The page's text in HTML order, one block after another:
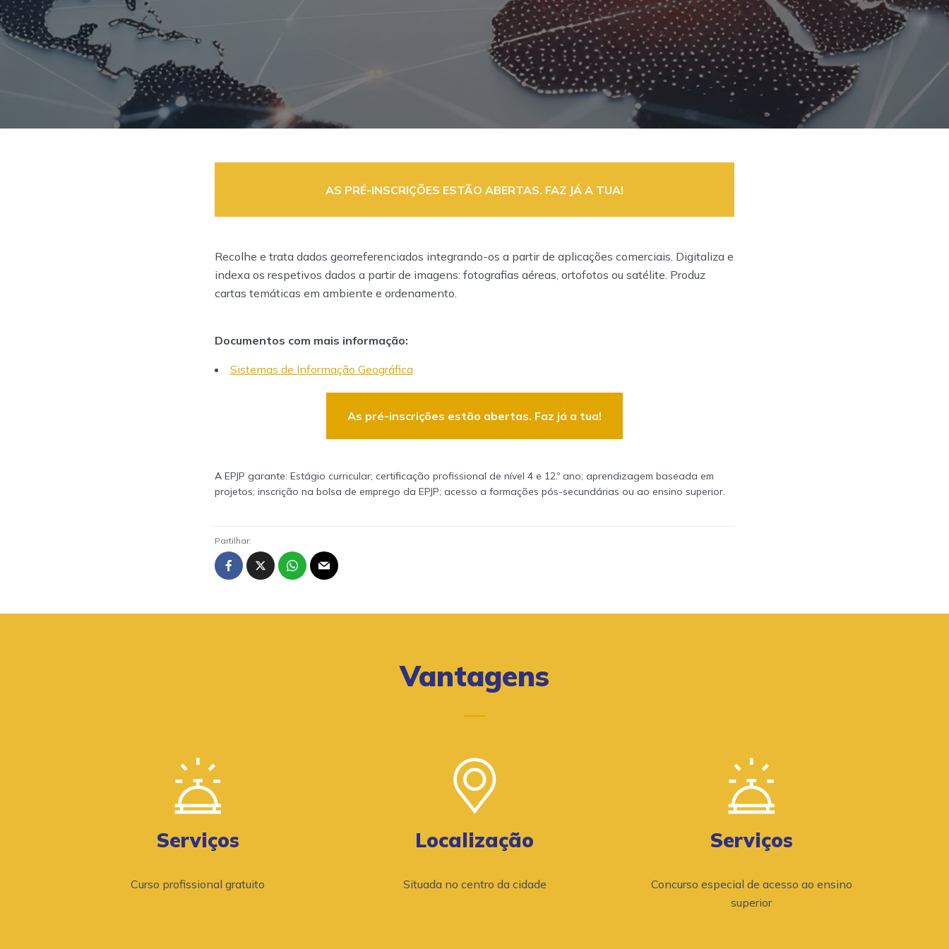
AS PRÉ-INSCRIÇÕES ESTÃO ABERTAS. FAZ JÁ A TUA!
Recolhe e trata dados georreferenciados integrando-os a partir de aplicações comerciais. Digitaliza e
indexa os respetivos dados a partir de imagens: fotografias aéreas, ortofotos ou satélite. Produz
cartas temáticas em ambiente e ordenamento.
Documentos com mais informação:
Sistemas de Informação Geográfica
As pré-inscrições estão abertas. Faz já a tua!
A EPJP garante: Estágio curricular; certificação profissional de nível 4 e 12.º ano; aprendizagem baseada em
projetos; inscrição na bolsa de emprego da EPJP; acesso a formações pós-secundárias ou ao ensino superior.
Partilhar:
Vantagens
Serviços
Curso profissional gratuito
Localização
Situada no centro da cidade
Serviços
Concurso especial de acesso ao ensino
superior